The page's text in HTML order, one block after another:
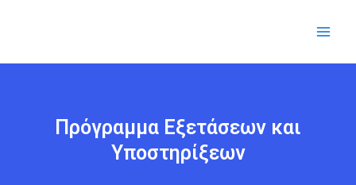
Πρόγραμμα Εξετάσεων και
Υποστηρίξεων